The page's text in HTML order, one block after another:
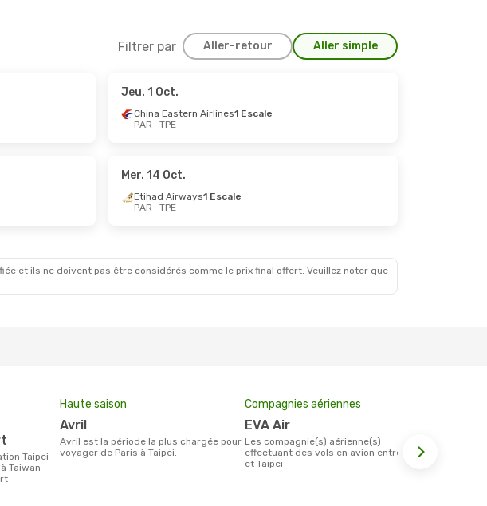
Filtrer par Aller-retour Aller simple
- Jeu. 22 Oct.
TPE
- PAR
Jeu. 1 Oct.
China Eastern Airlines1 Escale
PAR- TPE
Mer. 14 Oct.
Etihad Airways1 Escale
PAR- TPE
et ils ne doivent pas être considérés comme le prix final offert. Veuillez noter que
Taiwan
Haute saison
avril
avril est la période la plus chargée pour
voyager de Paris à Taipei.
Compagnies aériennes
EVA Air
Les compagnie(s) aérienne(s)
effectuant des vols en avion entre Paris
et Taipei